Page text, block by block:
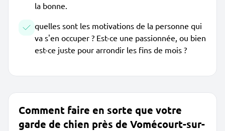
la bonne.
quelles sont les motivations de la personne qui
va s'en occuper ? Est-ce une passionnée, ou bien
est-ce juste pour arrondir les fins de mois ?
Comment faire en sorte que votre
garde de chien près de Vomécourt-sur-